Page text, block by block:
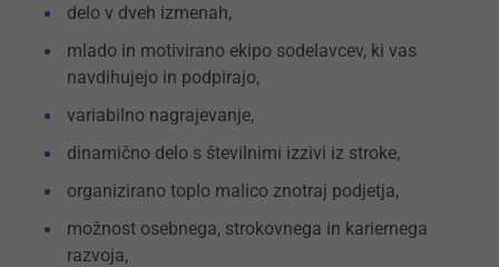
delo v dveh izmenah,
mlado in motivirano ekipo sodelavcev, ki vas
navdihujejo in podpirajo,
variabilno nagrajevanje,
dinamično delo s številnimi izzivi iz stroke,
organizirano toplo malico znotraj podjetja,
možnost osebnega, strokovnega in kariernega
razvoja,